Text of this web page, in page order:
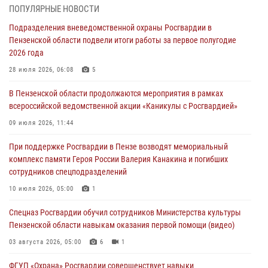
работы за первое полугодие 2026 года
Росгвардия обеспечила безопасность праздничных мероприятий в
1
В Пензе сотрудники Росгвардии задержали мужчину, который
дома
03 августа 2026, 05:59
Росгвардейцы Пензенской области отмечают 35-летие дежурной
03 августа 2026, 05:15
ПОПУЛЯРНЫЕ НОВОСТИ
Подразделения вневедомственной охраны Росгвардии в
Пензенской области подвели итоги работы за первое полугодие
2026 года
28 июля 2026, 06:08 5
В Пензенской области продолжаются мероприятия в рамках
всероссийской ведомственной акции «Каникулы с Росгвардией»
09 июля 2026, 11:44
При поддержке Росгвардии в Пензе возводят мемориальный
комплекс памяти Героя России Валерия Канакина и погибших
сотрудников спецподразделений
10 июля 2026, 05:00 1
Спецназ Росгвардии обучил сотрудников Министерства культуры
Пензенской области навыкам оказания первой помощи (видео)
03 августа 2026, 05:00 6 1
ФГУП «Охрана» Росгвардии совершенствует навыки